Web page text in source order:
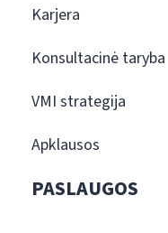
Karjera
Konsultacinė taryba
VMI strategija
Apklausos
PASLAUGOS